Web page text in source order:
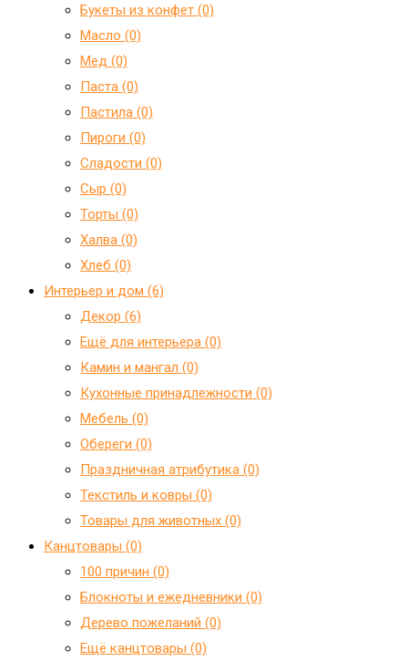
Букеты из конфет (0)
Масло (0)
Мед (0)
Паста (0)
Пастила (0)
Пироги (0)
Сладости (0)
Сыр (0)
Торты (0)
Халва (0)
Хлеб (0)
Интерьер и дом (6)
Декор (6)
Ещё для интерьера (0)
Камин и мангал (0)
Кухонные принадлежности (0)
Мебель (0)
Обереги (0)
Праздничная атрибутика (0)
Текстиль и ковры (0)
Товары для животных (0)
Канцтовары (0)
100 причин (0)
Блокноты и ежедневники (0)
Дерево пожеланий (0)
Ещё канцтовары (0)